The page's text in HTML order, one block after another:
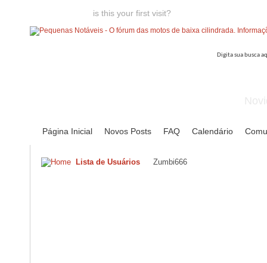
is this your first visit?
Página Inicial Novos Posts FAQ Calendário
Lista de Usuários Zumbi666